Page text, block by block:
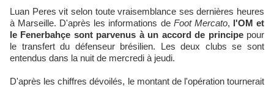
Luan Peres vit selon toute vraisemblance ses dernières heures
à Marseille. D'après les informations de Foot Mercato, l'OM et
le Fenerbahçe sont parvenus à un accord de principepour
le transfert du défenseur brésilien. Les deux clubs se sont
entendus dans la nuit de mercredi à jeudi.
D'après les chiffres dévoilés, le montant de l'opération tournerait